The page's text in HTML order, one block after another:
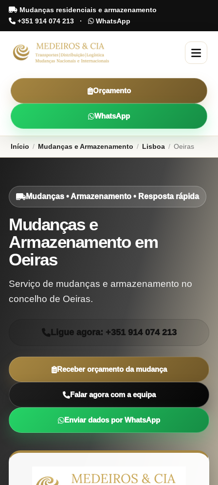
Mudanças residenciais e armazenamento
+351 914 074 213 · WhatsApp
Orçamento
WhatsApp
Início / Mudanças e Armazenamento / Lisboa / Oeiras
Mudanças • Armazenamento • Resposta rápida
Mudanças e
Armazenamento em
Oeiras
Serviço de mudanças e armazenamento no
concelho de Oeiras.
Ligue agora: +351 914 074 213
Receber orçamento da mudança
Falar agora com a equipa
Enviar dados por WhatsApp